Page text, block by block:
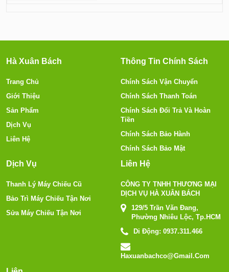
Hà Xuân Bách
Trang Chủ
Giới Thiệu
Sản Phẩm
Dịch Vụ
Liên Hệ
Thông Tin Chính Sách
Chính Sách Vận Chuyển
Chính Sách Thanh Toán
Chính Sách Đổi Trả Và Hoàn
Tiền
Chính Sách Bảo Hành
Chính Sách Bảo Mật
Dịch Vụ
Thanh Lý Máy Chiếu Cũ
Bảo Trì Máy Chiếu Tận Nơi
Sửa Máy Chiếu Tận Nơi
Liên Hệ
CÔNG TY TNHH THƯƠNG MẠI
DỊCH VỤ HÀ XUÂN BÁCH
129/5 Trần Văn Đang,
Phường Nhiêu Lộc, Tp.HCM
Di Động: 0937.311.466
Haxuanbachco@gmail.com